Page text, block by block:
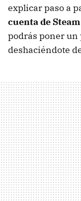
explicar paso a
cuenta de
podrás poner un
deshaciéndote